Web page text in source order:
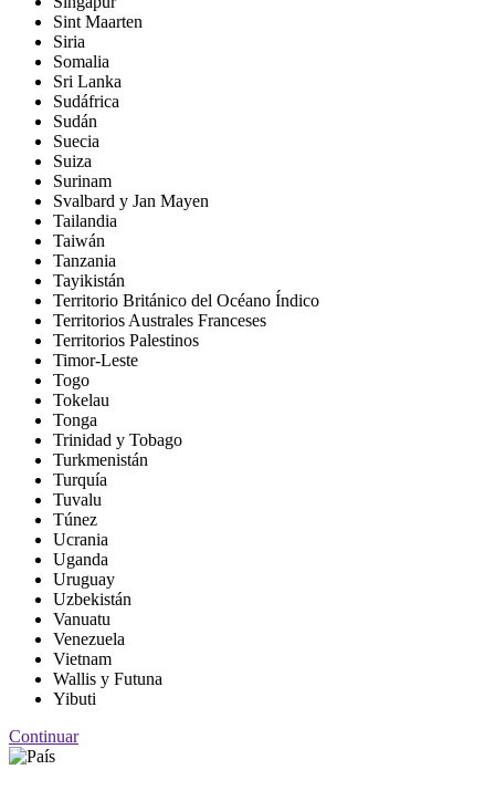
Sint Maarten
Siria
Somalia
Sri Lanka
Sudáfrica
Sudán
Suecia
Suiza
Surinam
Svalbard y Jan Mayen
Tailandia
Taiwán
Tanzania
Tayikistán
Territorio Británico del Océano Índico
Territorios Australes Franceses
Territorios Palestinos
Timor-Leste
Togo
Tokelau
Tonga
Trinidad y Tobago
Turkmenistán
Turquía
Tuvalu
Túnez
Ucrania
Uganda
Uruguay
Uzbekistán
Vanuatu
Venezuela
Vietnam
Wallis y Futuna
Yibuti
Continuar